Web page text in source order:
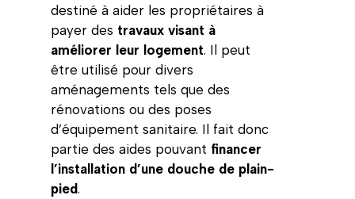
destiné à aider les propriétaires à
payer des travaux visant à
améliorer leur logement. Il peut
être utilisé pour divers
aménagements tels que des
rénovations ou des poses
d’équipement sanitaire. Il fait donc
partie des aides pouvant financer
l’installation d’une douche de plain-
pied.